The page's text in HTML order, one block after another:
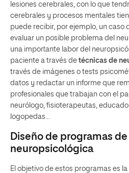
lesiones cerebrales, con lo que
cerebrales y procesos mentales
puede recibir, por ejemplo, un caso
evaluar un posible problema del
una importante labor del
paciente a través de técnicas de
través de imágenes o tests
datos y redactar un informe que
profesionales que trabajan con el
neurólogo, fisioterapeutas,
logopedas…
Diseño de programas
neuropsicológica
El objetivo de estos programas es